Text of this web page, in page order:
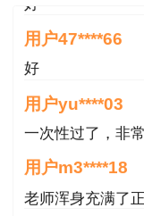
温馨提示：电
同等效力，不影
用户47****66
好
用户yu****03
一次性过了，非
用户m3****18
老师浑身充满了